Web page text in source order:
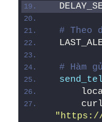
# Theo
# Hàm
"https://